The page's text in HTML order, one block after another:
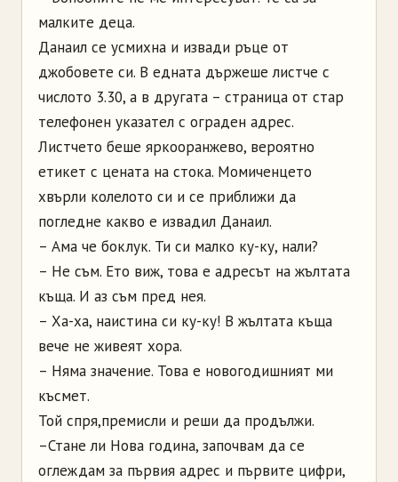
малките деца.
Данаил се усмихна и извади ръце от
джобовете си. В едната държеше листче с
числото 3.30, а в другата – страница от стар
телефонен указател с ограден адрес.
Листчето беше яркооранжево, вероятно
етикет с цената на стока. Момиченцето
хвърли колелото си и се приближи да
погледне какво е извадил Данаил.
– Ама че боклук. Ти си малко ку-ку, нали?
– Не съм. Ето виж, това е адресът на жълтата
къща. И аз съм пред нея.
– Ха-ха, наистина си ку-ку! В жълтата къща
вече не живеят хора.
– Няма значение. Това е новогодишният ми
късмет.
Той спря,премисли и реши да продължи.
–Стане ли Нова година, започвам да се
оглеждам за първия адрес и първите цифри,